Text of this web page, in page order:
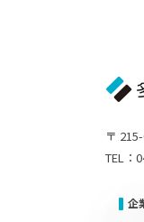
〒
TEL：
企